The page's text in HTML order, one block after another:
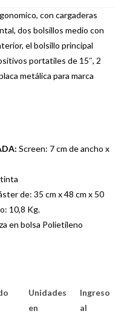
con cargaderas
dos bolsillos medio con
el bolsillo principal
portatiles de 15″, 2
metálica para marca
Screen: 7 cm de ancho x
de: 35 cm x 48 cm x 50
10,8 Kg.
en bolsa Polietileno
Unidades
en
Ingreso
al